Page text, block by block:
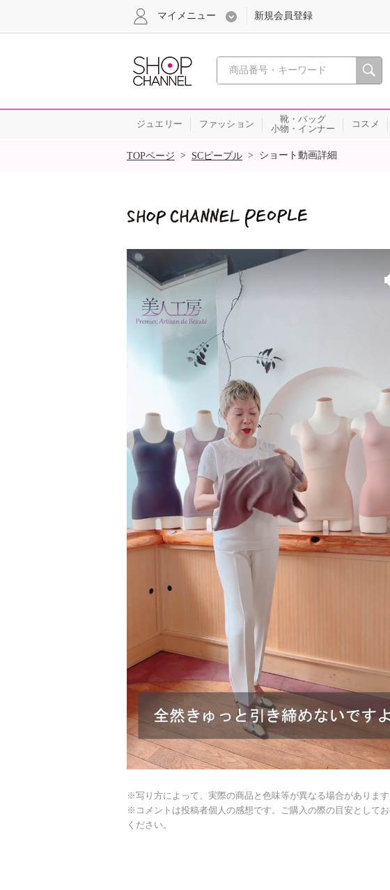
心おどる、瞬間を。通販・
マイメニュー 新規会員登録
ジュエリー ファッション
靴・バッグ
小物・インナー
コスメ
SALE
TOPページ > SCピープル > ショート動画詳細
※写り方によって、実際の商品と色味等が異なる場合があります
※コメントは投稿者個人の感想です。ご購入の際の目安として
ください。